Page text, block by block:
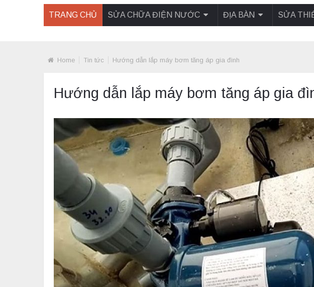
TRANG CHỦ SỬA CHỮA ĐIỆN NƯỚC ĐỊA BÀN SỬA
Home Tin tức Hướng dẫn lắp máy bơm tăng áp gia đình
Hướng dẫn lắp máy bơm tăng áp gia